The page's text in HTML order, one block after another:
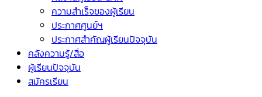
ความสำเร็จของผู้เรียน
ประกาศศูนย์ฯ
ประกาศสำคัญผู้เรียนปัจจุบัน
คลังความรู้/สื่อ
ผู้เรียนปัจจุบัน
สมัครเรียน